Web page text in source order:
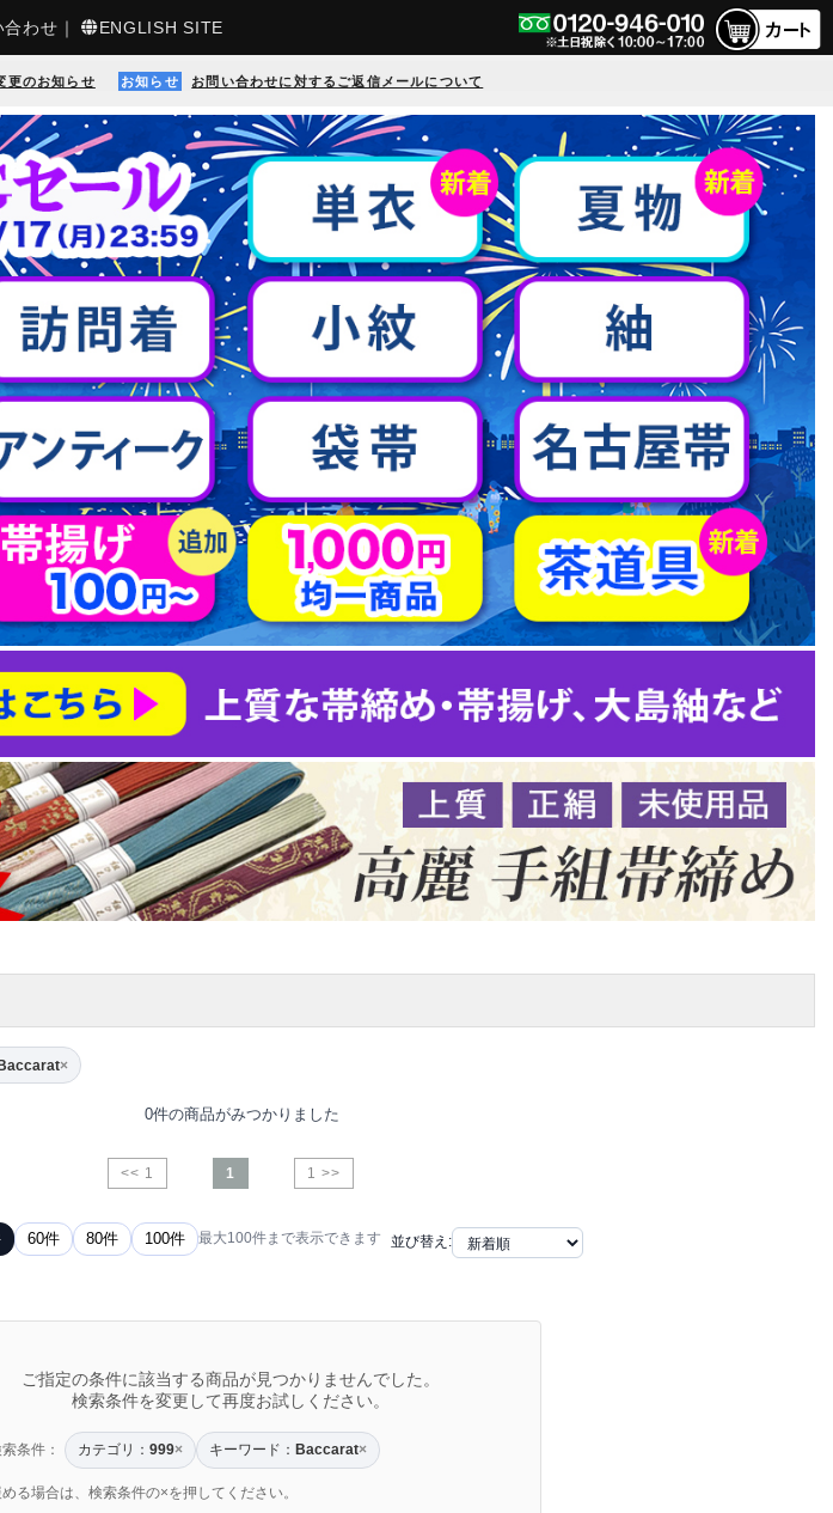
合わせ ｜ ENGLISH SITE
更のお知らせ お知らせ お問い合わせに対するご返信メールについて
×
0件の商品がみつかりました
<< 1 1 1 >>
60件 80件 100件 最大100件まで表示できます 並び替え:
ご指定の条件に該当する商品が見つかりませんでした。
検索条件を変更して再度お試しください。
条件： カテゴリ： 999× キーワード： Baccarat×
る場合は、検索条件の×を押してください。